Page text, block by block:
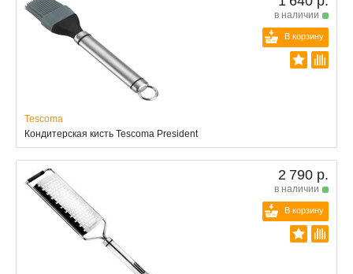
в наличии
В корзину
Tescoma
Кондитерская кисть Tescoma President
2 790 р.
в наличии
В корзину